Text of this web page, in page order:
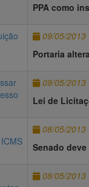
PPA como
09/05/2013
Portaria
09/05/2013
Lei de
08/05/2013
Senado
08/05/2013